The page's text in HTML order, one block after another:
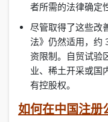
者所需的法律确定
尽管取得了这些改
法》仍然适用，约
资限制。自贸试验
业、稀土开采或国
有控股权。
如何在中国注册